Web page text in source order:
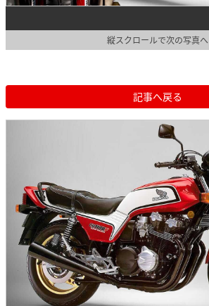
縦スクロールで次の写真へ
記事へ戻る